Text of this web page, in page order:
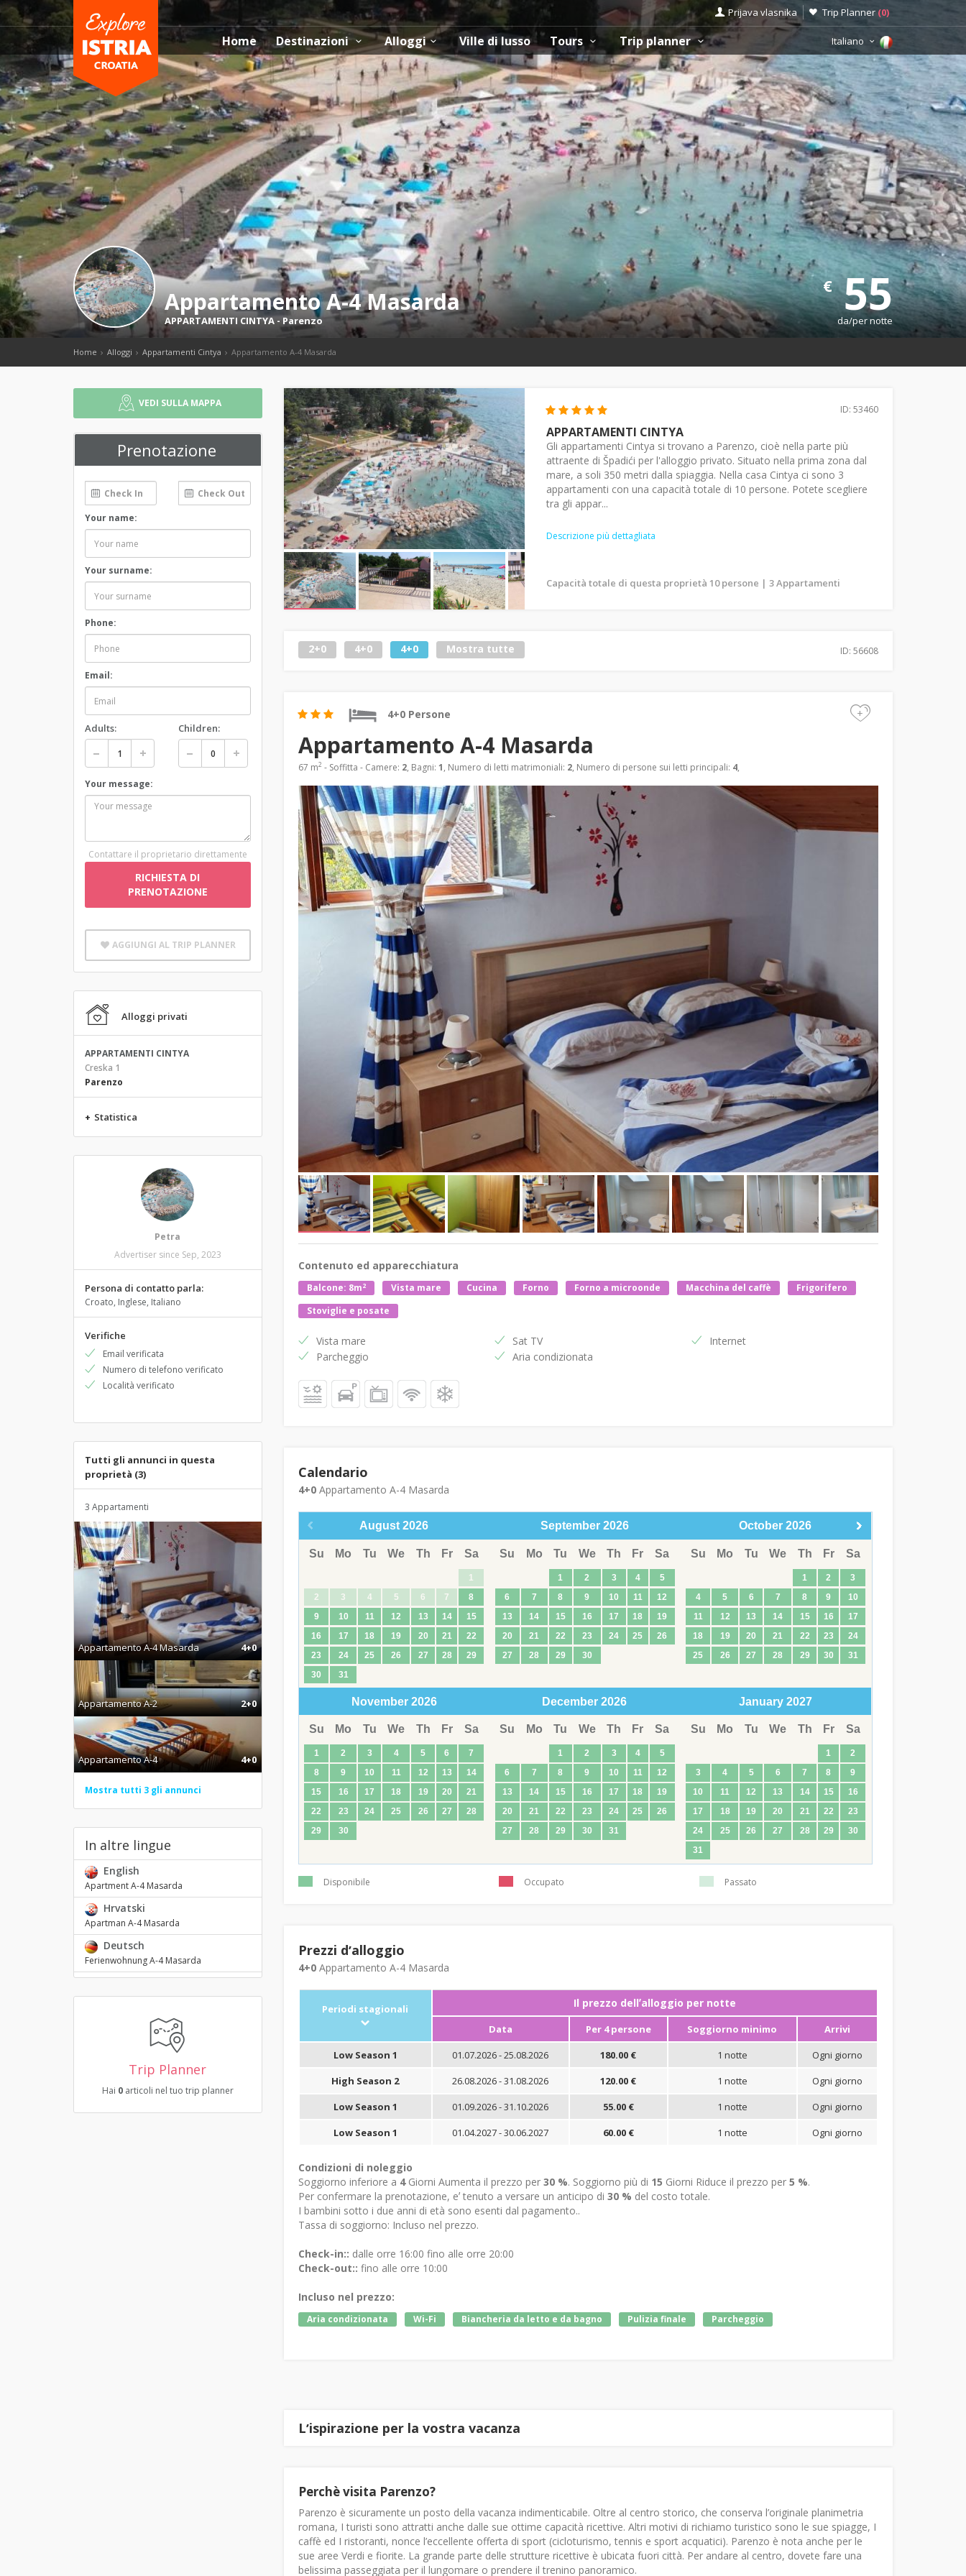
Prijava vlasnika Trip Planner (0)
Home Destinazioni Alloggi Ville di lusso Tours Trip planner Italiano
Appartamento A-4 Masarda
APPARTAMENTI CINTYA - Parenzo
€55
da/per notte
Home Alloggi Appartamenti Cintya Appartamento A-4 Masarda
VEDI SULLA MAPPA
Prenotazione
Your name:
Your surname:
Phone:
Email:
Adults: Children:
Your message:
Contattare il proprietario direttamente
RICHIESTA DI
PRENOTAZIONE
AGGIUNGI AL TRIP PLANNER
Alloggi privati
APPARTAMENTI CINTYA
Creska 1
Parenzo
+ Statistica
Petra
Advertiser since Sep, 2023
Persona di contatto parla:
Croato, Inglese, Italiano
Verifiche
Email verificata
Numero di telefono verificato
Località verificato
Tutti gli annunci in questa
proprietà (3)
3 Appartamenti
Appartamento A-4 Masarda 4+0
Appartamento A-2 2+0
Appartamento A-4 4+0
Mostra tutti 3 gli annunci
In altre lingue
English
Apartment A-4 Masarda
Hrvatski
Apartman A-4 Masarda
Deutsch
Ferienwohnung A-4 Masarda
Trip Planner
Hai 0articoli nel tuo trip planner
ID: 53460
APPARTAMENTI CINTYA
Gli appartamenti Cintya si trovano a Parenzo, cioè nella parte più
attraente di Špadići per l'alloggio privato. Situato nella prima zona dal
mare, a soli 350 metri dalla spiaggia. Nella casa Cintya ci sono 3
appartamenti con una capacità totale di 10 persone. Potete scegliere
tra gli appar...
Descrizione più dettagliata
Capacità totale di questa proprietà 10 persone | 3 Appartamenti
2+0 4+0 4+0 Mostra tutte ID: 56608
4+0 Persone +
Appartamento A-4 Masarda
67 m2 - Soffitta - Camere: 2, Bagni: 1, Numero di letti matrimoniali: 2, Numero di persone sui letti principali: 4,
Contenuto ed apparecchiatura
Balcone: 8m2 Vista mare Cucina Forno Forno a microonde Macchina del caffè
Frigorifero
Stoviglie e posate
Vista mare
Parcheggio
Sat TV
Aria condizionata
Internet
Calendario
4+0Appartamento A-4 Masarda
August 2026
Su Mo Tu We Th Fr Sa
1
2
3 4 5 6 7
8
9
10 11 12 13 14
15
16
17 18 19 20 21
22
23
24 25 26 27 28
29
30
31
September 2026
Su Mo Tu We Th Fr Sa
1 2 3 4
5
6
7 8 9 10 11
12
13
14 15 16 17 18
19
20
21 22 23 24 25
26
27
28 29 30
October 2026
Su Mo Tu We Th Fr Sa
1 2
3
4
5 6 7 8 9
10
11
12 13 14 15 16
17
18
19 20 21 22 23
24
25
26 27 28 29 30 31
November 2026
Su Mo Tu We Th Fr Sa
1 2 3 4 5 6
7
8
9 10 11 12 13
14
15
16 17 18 19 20
21
22
23 24 25 26 27
28
29
30
December 2026
Su Mo Tu We Th Fr Sa
1 2 3 4
5
6
7 8 9 10 11
12
13
14 15 16 17 18
19
20
21 22 23 24 25
26
27
28 29 30 31
January 2027
Su Mo Tu We Th Fr Sa
1
2
3
4 5 6 7 8
9
10
11 12 13 14 15
16
17
18 19 20 21 22
23
24
25 26 27 28 29
30
31
Disponibile Occupato Passato
Prezzi dʼalloggio
4+0Appartamento A-4 Masarda
Periodi stagionali Il prezzo dellʼalloggio per notte
Data Per 4 persone Soggiorno minimo
Arrivi
Low Season 1
01.07.2026 - 25.08.2026 180.00 € 1 notte
Ogni giorno
High Season 2
26.08.2026 - 31.08.2026 120.00 € 1 notte
Ogni giorno
Low Season 1
01.09.2026 - 31.10.2026 55.00 € 1 notte
Ogni giorno
Low Season 1
01.04.2027 - 30.06.2027 60.00 € 1 notte Ogni giorno
Condizioni di noleggio
Soggiorno inferiore a 4Giorni Aumenta il prezzo per 30 %. Soggiorno più di 15 Giorni Riduce il prezzo per 5 %.
Per confermare la prenotazione, eʼ tenuto a versare un anticipo di 30 % del costo totale.
I bambini sotto i due anni di età sono esenti dal pagamento..
Tassa di soggiorno: Incluso nel prezzo.
Check-in:: dalle orre 16:00 fino alle orre 20:00
Check-out:: fino alle orre 10:00
Incluso nel prezzo:
Aria condizionata Wi-Fi Biancheria da letto e da bagno Pulizia finale Parcheggio
Lʼispirazione per la vostra vacanza
Perchè visita Parenzo?
Parenzo è sicuramente un posto della vacanza indimenticabile. Oltre al centro storico, che conserva l’originale planimetria
romana, I turisti sono attratti anche dalle sue ottime capacità ricettive. Altri motivi di richiamo turistico sono le sue spiagge, I
caffè ed I ristoranti, nonce l’eccellente offerta di sport (cicloturismo, tennis e sport acquatici). Parenzo è nota anche per le
sue aree Verdi e fiorite. La grande parte delle strutture ricettive è ubicata fuori città. Per andare al centro, dovete fare una
belissima passeggiata per il lungomare o prendere il trenino panoramico.